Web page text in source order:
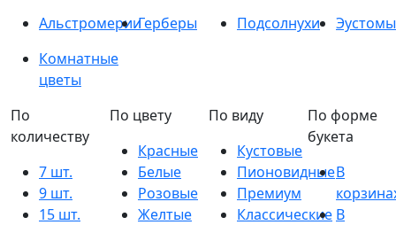
АльстромерииГерберы Подсолнухи
Эустомы
Комнатные
цветы
По
количеству
7 шт.
9 шт.
15 шт.
По цвету
Красные
Белые
Розовые
Желтые
По виду
Кустовые
Пионовидные
Премиум
Классические
По форме
букета
В
В